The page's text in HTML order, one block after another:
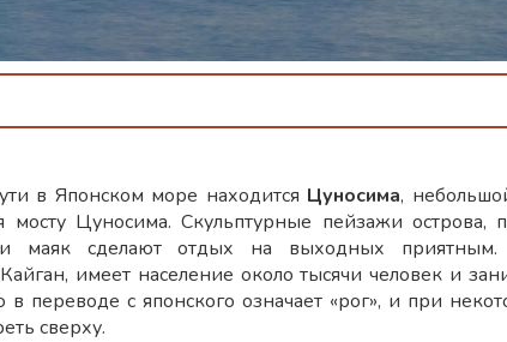
в Японском море находится Цуносима,
мосту Цуносима. Скульптурные пейзажи
маяк сделают отдых на выходных приятным.
имеет население около тысячи человек и
переводе с японского означает «рог», и при
сверху.